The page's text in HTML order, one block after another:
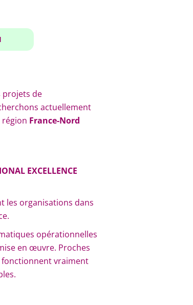
projets de
actuellement
région France-Nord
EXCELLENCE
les organisations dans
opérationnelles
en œuvre. Proches
vraiment